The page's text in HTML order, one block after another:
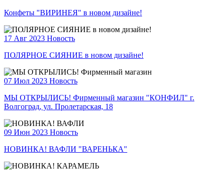
Конфеты "ВИРИНЕЯ" в новом дизайне!
17 Авг 2023 Новость
ПОЛЯРНОЕ СИЯНИЕ в новом дизайне!
07 Июл 2023 Новость
МЫ ОТКРЫЛИСЬ! Фирменный магазин "КОНФИЛ" г.
Волгоград, ул. Пролетарская, 18
09 Июн 2023 Новость
НОВИНКА! ВАФЛИ "ВАРЕНЬКА"